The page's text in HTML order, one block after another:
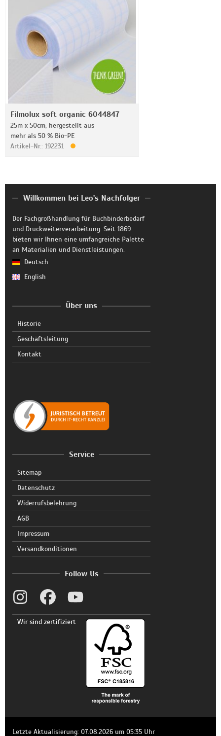
Filmolux soft organic 6044847
25m x 50cm, hergestellt aus
mehr als 50 % Bio-PE
Artikel-Nr.: 192231
Willkommen bei Leo's Nachfolger
Der Fachgroßhandlung für Buchbinderbedarf
und Druckweiterverarbeitung. Seit 1869
bieten wir Ihnen eine umfangreiche Palette
an Materialien und Dienstleistungen.
Deutsch
English
Über uns
Historie
Geschäftsleitung
Kontakt
Service
Sitemap
Datenschutz
Widerrufsbelehrung
AGB
Impressum
Versandkonditionen
Follow Us
Wir sind zertifiziert
Letzte Aktualisierung: 07.08.2026 um 05:35 Uhr